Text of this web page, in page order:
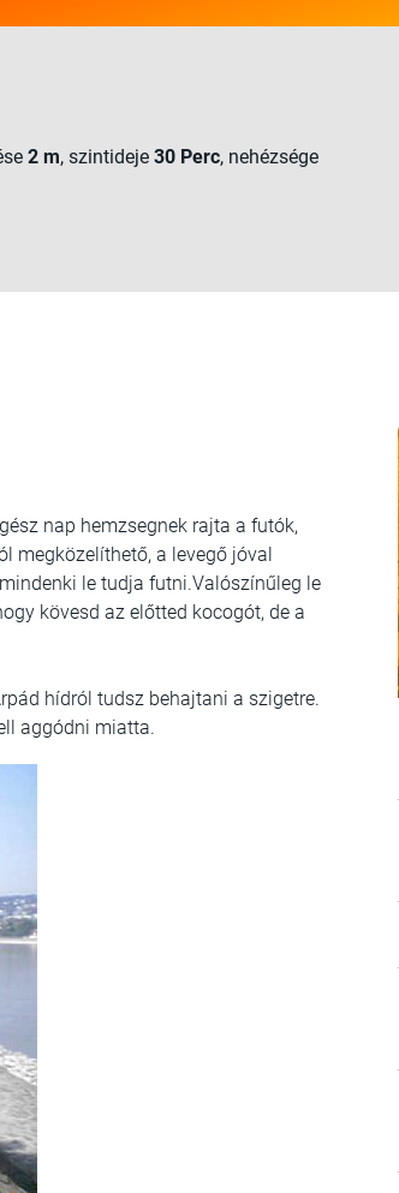
2 m, szintideje 30 Perc, nehézsége
nap hemzsegnek rajta a futók,
megközelíthető, a levegő jóval
le tudja futni.Valószínűleg le
kövesd az előtted kocogót, de a
hídról tudsz behajtani a szigetre.
aggódni miatta.